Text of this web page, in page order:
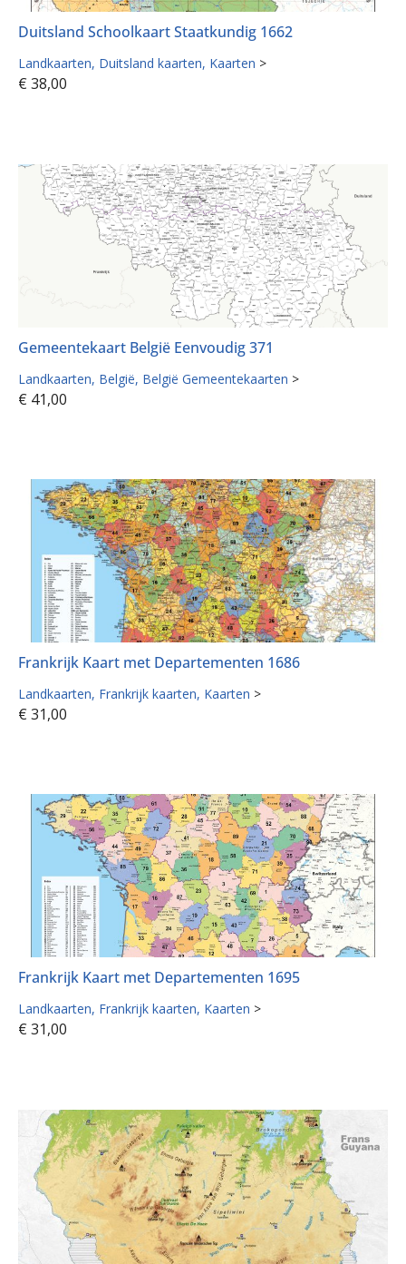
Duitsland Schoolkaart Staatkundig 1662
Landkaarten Duitsland kaarten Kaarten >
€ 38,00
Gemeentekaart België Eenvoudig 371
Landkaarten België België Gemeentekaarten >
€ 41,00
Frankrijk Kaart met Departementen 1686
Landkaarten Frankrijk kaarten Kaarten >
€ 31,00
Frankrijk Kaart met Departementen 1695
Landkaarten Frankrijk kaarten Kaarten >
€ 31,00